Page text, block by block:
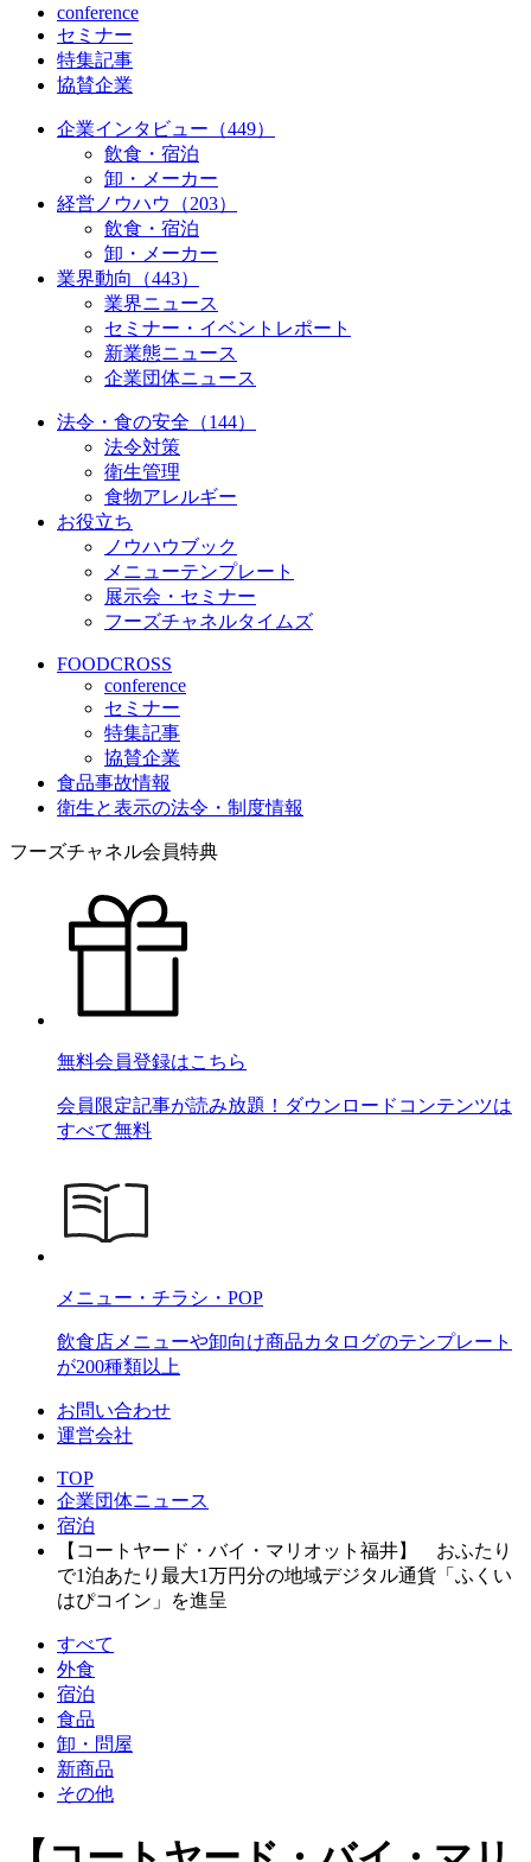
conference
セミナー
特集記事
協賛企業
企業インタビュー（449）
飲食・宿泊
卸・メーカー
経営ノウハウ（203）
飲食・宿泊
卸・メーカー
業界動向（443）
業界ニュース
セミナー・イベントレポート
新業態ニュース
企業団体ニュース
法令・食の安全（144）
法令対策
衛生管理
食物アレルギー
お役立ち
ノウハウブック
メニューテンプレート
展示会・セミナー
フーズチャネルタイムズ
FOODCROSS
conference
セミナー
特集記事
協賛企業
食品事故情報
衛生と表示の法令・制度情報
フーズチャネル会員特典
無料会員登録はこちら
会員限定記事が読み放題！ダウンロードコンテンツは
すべて無料
メニュー・チラシ・POP
飲食店メニューや卸向け商品カタログのテンプレート
が200種類以上
お問い合わせ
運営会社
TOP
企業団体ニュース
宿泊
【コートヤード・バイ・マリオット福井】 おふたり
で1泊あたり最大1万円分の地域デジタル通貨「ふくい
はぴコイン」を進呈
すべて
外食
宿泊
食品
卸・問屋
新商品
その他